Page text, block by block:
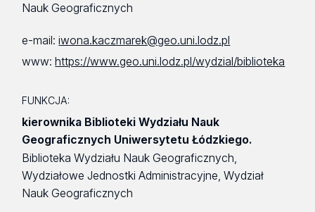
Nauk Geograficznych
e-mail:iwona.kaczmarek@geo.uni.lodz.pl
www:https://www.geo.uni.lodz.pl/wydzial/biblioteka
FUNKCJA:
kierownika Biblioteki Wydziału Nauk
Geograficznych Uniwersytetu Łódzkiego.
Biblioteka Wydziału Nauk Geograficznych,
Wydziałowe Jednostki Administracyjne, Wydział
Nauk Geograficznych